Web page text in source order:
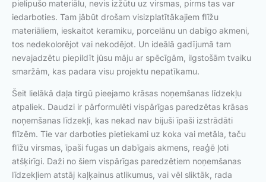
pielipušo materiālu, nevis izžūtu uz virsmas, pirms tas var
iedarboties. Tam jābūt drošam visizplatītākajiem flīžu
materiāliem, ieskaitot keramiku, porcelānu un dabīgo akmeni,
tos nedekolorējot vai nekodējot. Un ideālā gadījumā tam
nevajadzētu piepildīt jūsu māju ar spēcīgām, ilgstošām tvaiku
smaržām, kas padara visu projektu nepatīkamu.
Šeit lielākā daļa tirgū pieejamo krāsas noņemšanas līdzekļu
atpaliek. Daudzi ir pārformulēti vispārīgas paredzētas krāsas
noņemšanas līdzekļi, kas nekad nav bijuši īpaši izstrādāti
flīzēm. Tie var darboties pietiekami uz koka vai metāla, taču
flīžu virsmas, īpaši fugas un dabīgais akmens, reaģē ļoti
atšķirīgi. Daži no šiem vispārīgas paredzētiem noņemšanas
līdzekļiem atstāj kaļķainus atlikumus, vai vēl sliktāk, rada